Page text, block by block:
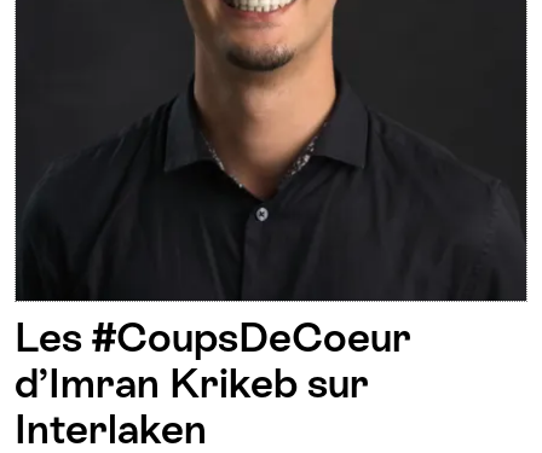
Les #CoupsDeCoeur
d’Imran Krikeb sur
Interlaken